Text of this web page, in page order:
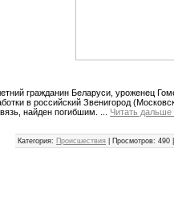
гражданин Беларуси, уроженец
в российский Звенигород
найден погибшим.
Читать дальше
Категория: Происшествия Просмотров: 490